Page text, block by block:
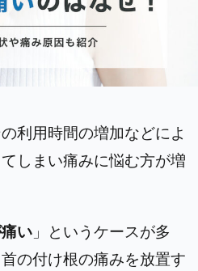
利用時間の増加などによ
しまい痛みに悩む方が増
い 」というケースが多
首の付け根の痛みを放置す